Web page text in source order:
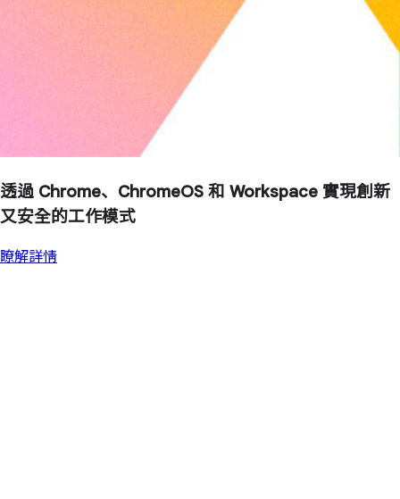
透過 Chrome、ChromeOS 和 Workspace 實現創新
又安全的工作模式
瞭解詳情